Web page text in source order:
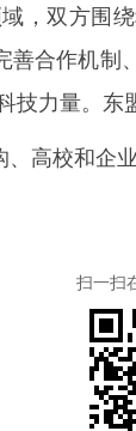
，双方围
合作机
力量。东
高校和企业
扫一扫